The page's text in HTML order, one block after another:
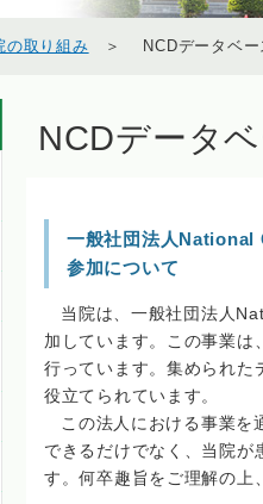
の取り組み ＞ NCDデータベー
NCDデータ
一般社団法人National
参加について
当院は、一般社団法人
加しています。この事業は
行っています。集められた
役立てられています。
この法人における事業を
できるだけでなく、当院が
す。何卒趣旨をご理解の上